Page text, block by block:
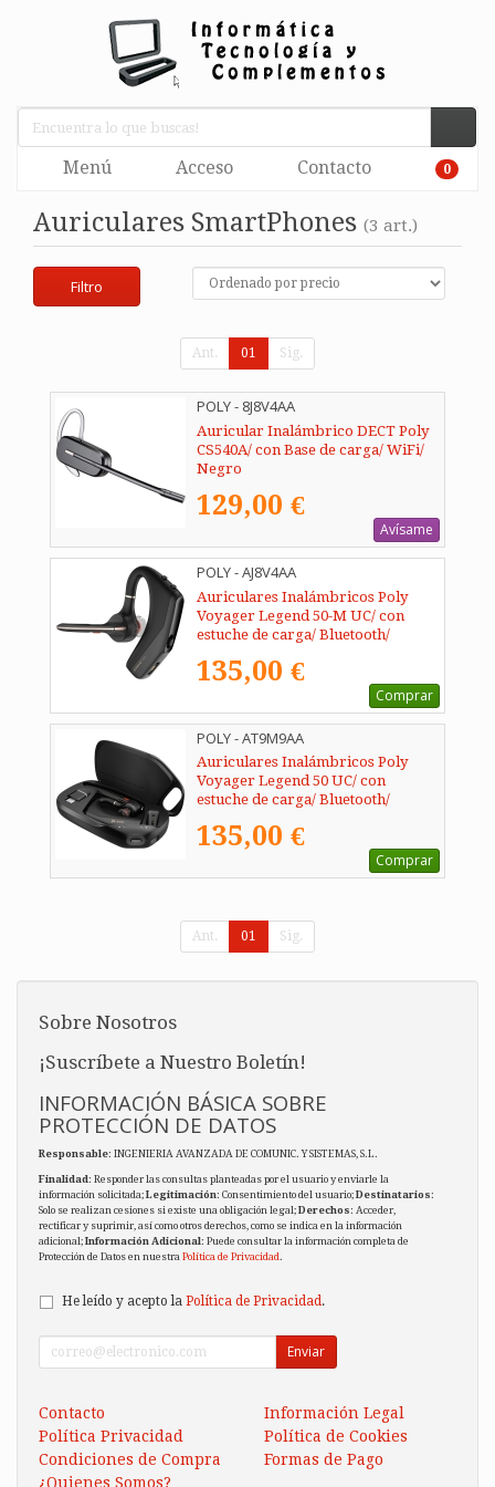
Menú Acceso Contacto 0
Auriculares SmartPhones (3 art.)
Filtro
Ant. 01 Sig.
POLY - 8J8V4AA
Auricular Inalámbrico DECT Poly
CS540A/ con Base de carga/ WiFi/
Negro
129,00 €
Avísame
POLY - AJ8V4AA
Auriculares Inalámbricos Poly
Voyager Legend 50-M UC/ con
estuche de carga/ Bluetooth/
135,00 €
Comprar
POLY - AT9M9AA
Auriculares Inalámbricos Poly
Voyager Legend 50 UC/ con
estuche de carga/ Bluetooth/
135,00 €
Comprar
Ant. 01 Sig.
Sobre Nosotros
¡Suscríbete a Nuestro Boletín!
INFORMACIÓN BÁSICA SOBRE
PROTECCIÓN DE DATOS
Responsable: INGENIERIA AVANZADA DE COMUNIC. Y SISTEMAS, S.L.
Finalidad: Responder las consultas planteadas por el usuario y enviarle la
información solicitada;Legitimación: Consentimiento del usuario;Destinatarios:
Solo se realizan cesiones si existe una obligación legal;Derechos: Acceder,
rectificar y suprimir, así como otros derechos, como se indica en la información
adicional;Información Adicional: Puede consultar la información completa de
Protección de Datos en nuestraPolítica de Privacidad.
He leído y acepto la Política de Privacidad.
Enviar
Contacto
Información Legal
Política Privacidad
Política de Cookies
Condiciones de Compra
Formas de Pago
¿Quienes Somos?